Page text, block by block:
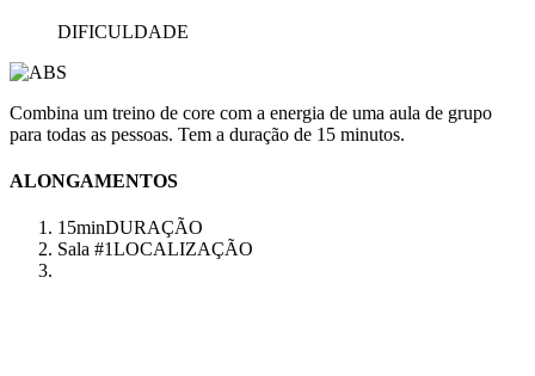
DIFICULDADE
Combina um treino de core com a energia de uma aula de grupo
para todas as pessoas. Tem a duração de 15 minutos.
ALONGAMENTOS
15minDURAÇÃO
Sala #1LOCALIZAÇÃO